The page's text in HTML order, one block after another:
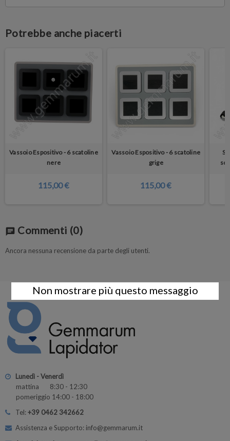
Potrebbe anche piacerti
Vassoio Espositivo - 6 scatoline
nere
115,00 €
Vassoio Espositivo - 6 scatoline
grige
115,00 €
chat Commenti (0)
Ancora nessuna recensione da parte degli utenti.
Lunedì - Venerdì
mattina 8:30 - 12:30
pomeriggio 14:00 - 18:00
Tel:+39 0462 342662
Assistenza e Supporto: info@gemmarum.it
Non mostrare più questo messaggio